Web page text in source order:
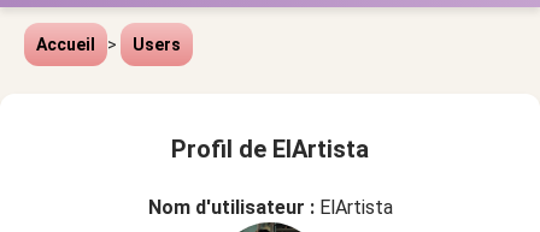
Accueil > Users
Profil de ElArtista
Nom d'utilisateur :ElArtista